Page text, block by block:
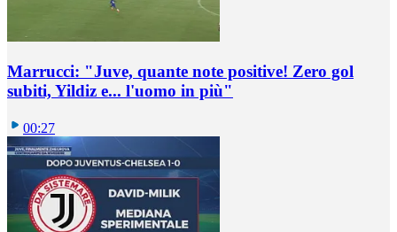
Marrucci: "Juve, quante note positive! Zero gol
subiti, Yildiz e... l'uomo in più"
00:27